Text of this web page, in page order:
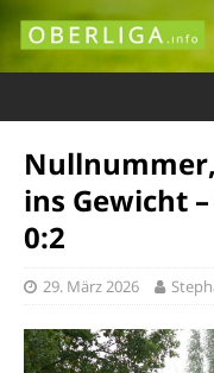
ins Gewicht
0:2
29. März 2026